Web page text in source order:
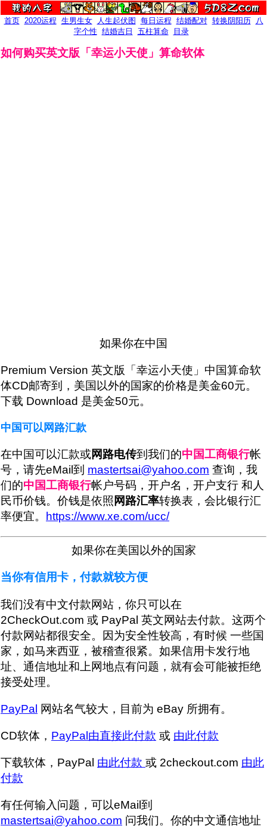
首页 2020运程 生男生女 人生起伏图 每日运程 结婚配对 转换阴阳历
八
字个性 结婚吉日 五柱算命 目录
如何购买英文版「幸运小天使」算命软体
如果你在中国
Premium Version 英文版「幸运小天使」中国算命软
体CD邮寄到，美国以外的国家的价格是美金60元。
下载 Download 是美金50元。
中国可以网路汇款
在中国可以汇款或网路电传到我们的中国工商银行帐
号，请先eMail到 mastertsai@yahoo.com 查询，我
们的中国工商银行帐户号码，开户名，开户支行 和人
民币价钱。价钱是依照 网路汇率转换表，会比银行汇
率便宜。
https://www.xe.com/ucc/
如果你在美国以外的国家
当你有信用卡，付款就较方便
我们没有中文付款网站，你只可以在
2CheckOut.com 或 PayPal 英文网站去付款。这两个
付款网站都很安全。因为安全性较高，有时候 一些国
家，如马来西亚，被稽查很紧。如果信用卡发行地
址、通信地址和上网地点有问题，就有会可能被拒绝
接受处理。
PayPal 网站名气较大，目前为 eBay 所拥有。
CD软体， PayPal由直接此付款 或 由此付款
下载软体，PayPal 由此付款 或 2checkout.com 由此
付款
有任何输入问题，可以eMail到
mastertsai@yahoo.com 问我们。你的中文通信地址